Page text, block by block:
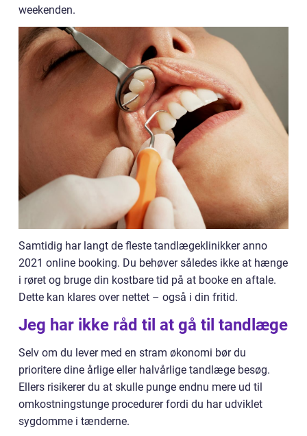
weekenden.
Samtidig har langt de fleste tandlægeklinikker anno
2021 online booking. Du behøver således ikke at hænge
i røret og bruge din kostbare tid på at booke en aftale.
Dette kan klares over nettet – også i din fritid.
Jeg har ikke råd til at gå til tandlæge
Selv om du lever med en stram økonomi bør du
prioritere dine årlige eller halvårlige tandlæge besøg.
Ellers risikerer du at skulle punge endnu mere ud til
omkostningstunge procedurer fordi du har udviklet
sygdomme i tænderne.